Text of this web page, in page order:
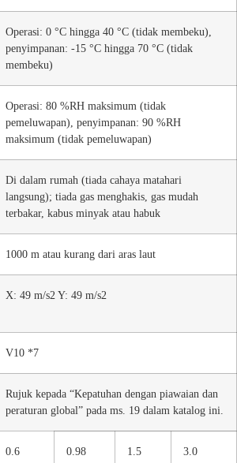
Operasi: 0 °C hingga 40 °C (tidak membeku),
penyimpanan: -15 °C hingga 70 °C (tidak
membeku)
Operasi: 80 %RH maksimum (tidak
pemeluwapan), penyimpanan: 90 %RH
maksimum (tidak pemeluwapan)
Di dalam rumah (tiada cahaya matahari
langsung); tiada gas menghakis, gas mudah
terbakar, kabus minyak atau habuk
1000 m atau kurang dari aras laut
X: 49 m/s2 Y: 49 m/s2
V10 *7
Rujuk kepada “Kepatuhan dengan piawaian dan
peraturan global” pada ms. 19 dalam katalog ini.
0.6 0.98 1.5 3.0